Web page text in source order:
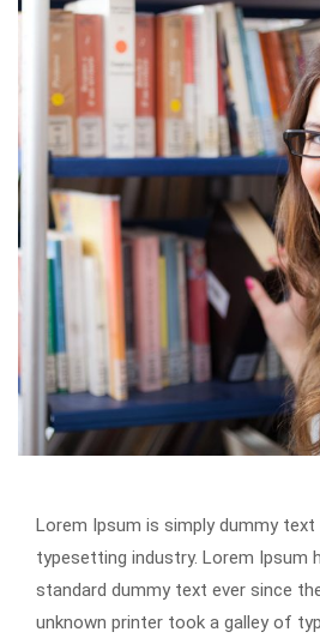
Lorem Ipsum is simply dummy
typesetting industry. Lorem Ipsum
standard dummy text ever since
unknown printer took a galley of